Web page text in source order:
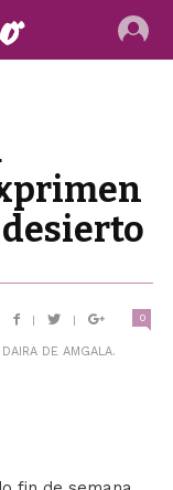
| | 0
DE AMGALA.